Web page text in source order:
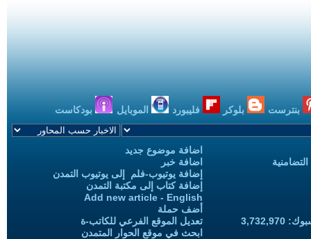
بنترست بلوكر فليبورد الموبايل بودكاست
اضافة موضوع جديد
اضافة خبر
إضافة يوتيوب-فلم إلى يوتيوب التمدن
إضافة كتاب إلى مكتبة التمدن
Add new article - English
أضف حملة
تعديل الموقع الفرعي للكاتب-ة
ابحث في موقع الحوار المتمدن